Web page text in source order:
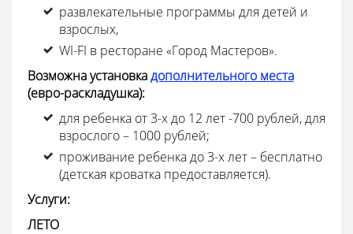
развлекательные программы для детей и
взрослых,
WI-FI в ресторане «Город Мастеров».
Возможна установкадополнительного места
(евро-раскладушка):
для ребенка от 3-х до 12 лет -700 рублей, для
взрослого – 1000 рублей;
проживание ребенка до 3-х лет – бесплатно
(детская кроватка предоставляется).
Услуги:
ЛЕТО